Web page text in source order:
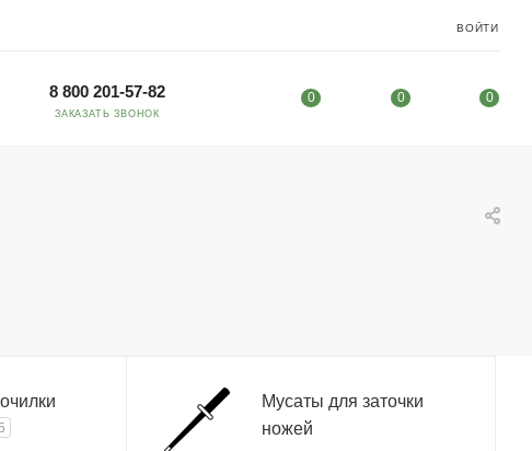
ВОЙТИ
8 800 201-57-82
ЗАКАЗАТЬ ЗВОНОК
0 0 0
Мусаты для заточки
ножей